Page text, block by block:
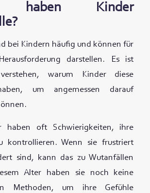
haben Kinder
bei Kindern häufig und können für
darstellen. Es ist
warum Kinder diese
um angemessen darauf
haben oft Schwierigkeiten, ihre
kontrollieren. Wenn sie frustriert
sind, kann das zu Wutanfällen
Alter haben sie noch keine
Methoden, um ihre Gefühle